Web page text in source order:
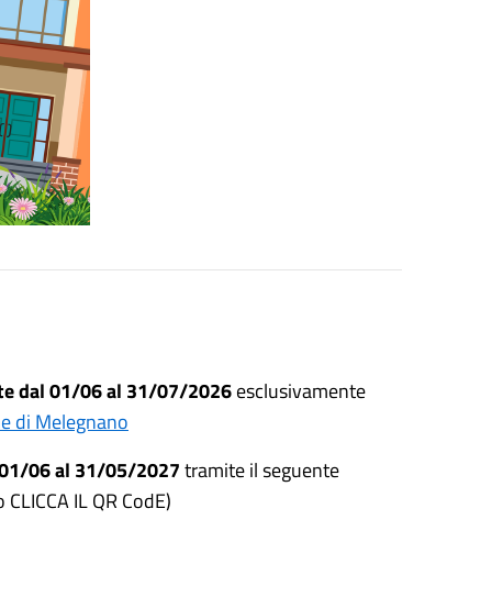
dal 01/06 al 31/07/2026esclusivamente
di Melegnano
06 al 31/05/2027tramite il seguente
IL QR CodE)